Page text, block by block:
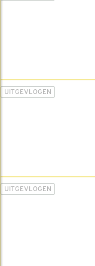
UITGEVLOGEN
UITGEVLOGEN